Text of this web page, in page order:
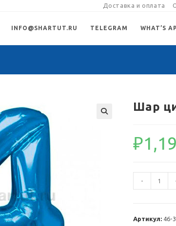
Доставка и оплата
INFO@SHARTUT.RU TELEGRAM WHAT’S
Шар
₽
Количество
товара
-
Артикул: 46-